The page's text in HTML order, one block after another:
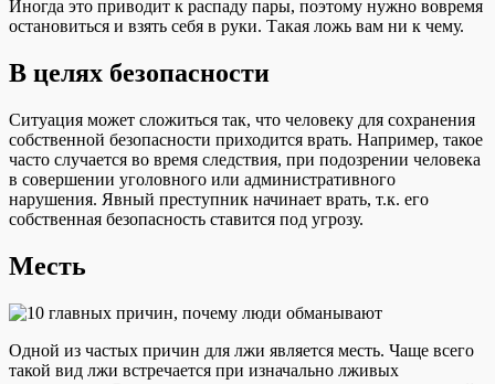
Иногда это приводит к распаду пары, поэтому нужно вовремя
остановиться и взять себя в руки. Такая ложь вам ни к чему.
В целях безопасности
Ситуация может сложиться так, что человеку для сохранения
собственной безопасности приходится врать. Например, такое
часто случается во время следствия, при подозрении человека
в совершении уголовного или административного
нарушения. Явный преступник начинает врать, т.к. его
собственная безопасность ставится под угрозу.
Месть
Одной из частых причин для лжи является месть. Чаще всего
такой вид лжи встречается при изначально лживых